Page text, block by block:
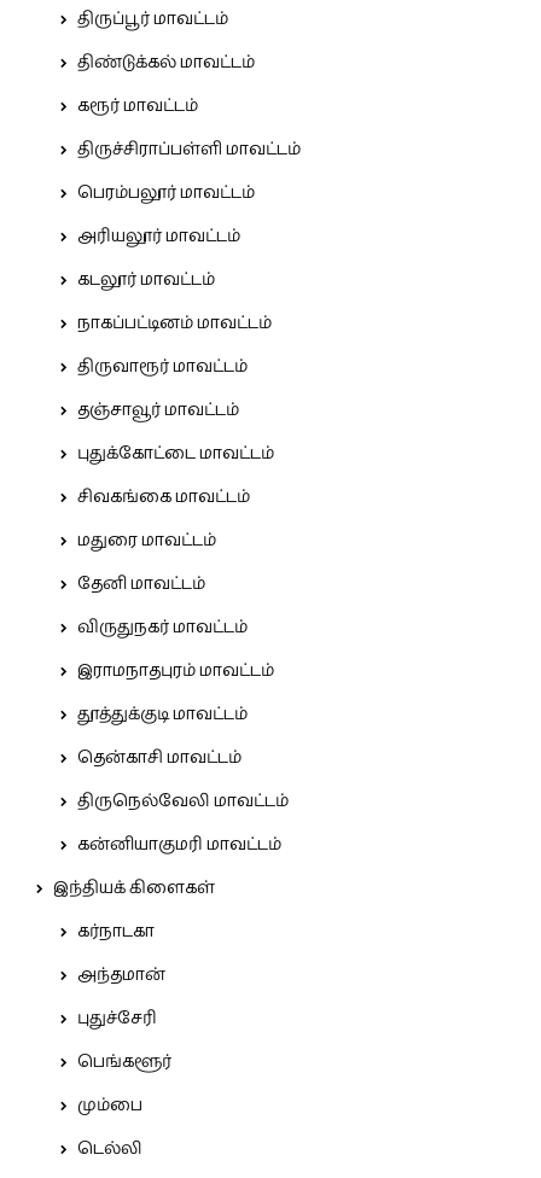
திருப்பூர் மாவட்டம்
திண்டுக்கல் மாவட்டம்
கரூர் மாவட்டம்
திருச்சிராப்பள்ளி மாவட்டம்
பெரம்பலூர் மாவட்டம்
அரியலூர் மாவட்டம்
கடலூர் மாவட்டம்
நாகப்பட்டினம் மாவட்டம்
திருவாரூர் மாவட்டம்
தஞ்சாவூர் மாவட்டம்
புதுக்கோட்டை மாவட்டம்
சிவகங்கை மாவட்டம்
மதுரை மாவட்டம்
தேனி மாவட்டம்
விருதுநகர் மாவட்டம்
இராமநாதபுரம் மாவட்டம்
தூத்துக்குடி மாவட்டம்
தென்காசி மாவட்டம்
திருநெல்வேலி மாவட்டம்
கன்னியாகுமரி மாவட்டம்
இந்தியக் கிளைகள்
கர்நாடகா
அந்தமான்
புதுச்சேரி
பெங்களூர்
மும்பை
டெல்லி